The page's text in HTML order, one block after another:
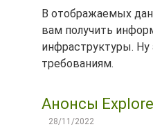
В отображаемых
вам получить
инфраструктуры.
требованиям.
Анонсы
28/11/2022